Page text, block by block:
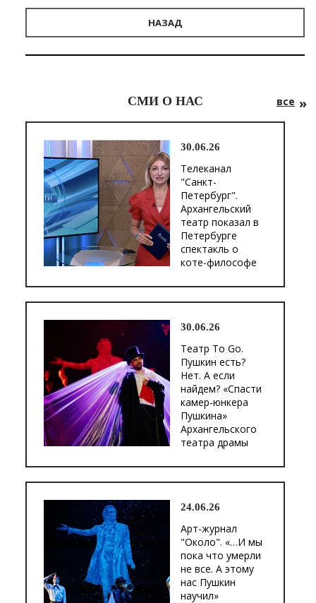
НАЗАД
СМИ О НАС все
30.06.26
Телеканал
"Санкт-
Петербург".
Архангельский
театр показал в
Петербурге
спектакль о
коте-философе
30.06.26
Театр To Go.
Пушкин есть?
Нет. А если
найдем? «Спасти
камер-юнкера
Пушкина»
Архангельского
театра драмы
24.06.26
Арт-журнал
"Около". «…И мы
пока что умерли
не все. А этому
нас Пушкин
научил»